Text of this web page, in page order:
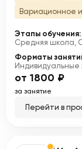
Вариационное
Этапы обучения:
Средняя школа,
Форматы
Индивидуальные
от 1800 ₽
за занятие
Перейти в